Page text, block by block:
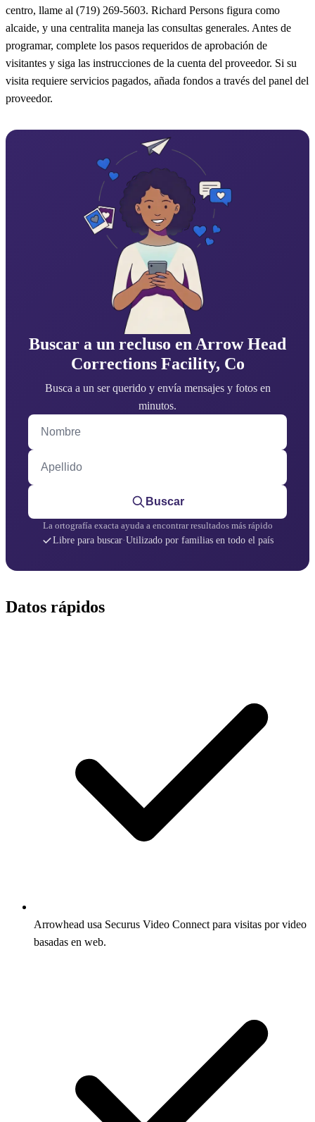
centro, llame al (719) 269-5603. Richard Persons figura como
alcaide, y una centralita maneja las consultas generales. Antes de
programar, complete los pasos requeridos de aprobación de
visitantes y siga las instrucciones de la cuenta del proveedor. Si su
visita requiere servicios pagados, añada fondos a través del panel del
proveedor.
Buscar a un recluso en Arrow Head
Corrections Facility, Co
Busca a un ser querido y envía mensajes y fotos en
minutos.
Nombre
Apellido
Buscar
La ortografía exacta ayuda a encontrar resultados más rápido
Libre para buscar·Utilizado por familias en todo el país
Datos rápidos
Arrowhead usa Securus Video Connect para visitas por video
basadas en web.